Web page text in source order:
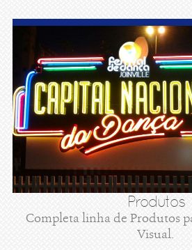
Produtos
Completa linha de Produtos
Visual.